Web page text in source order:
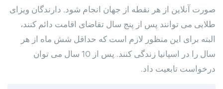
صورت آنلاین از هر نقطه از جهان انجام شود. دارندگان ویزای
طلایی می توانند پس از پنج سال تقاضای اقامت دائم کنند،
البته برای این منظور لازم است که حداقل شش ماه از هر
سال را در اسپانیا زندگی کنند. پس از 10 سال می توان
درخواست تابعیت داد.